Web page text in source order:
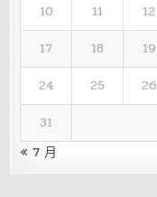
10
11 12
17
18 19
24
25 26
31
« 7 月